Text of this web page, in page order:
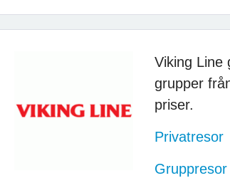
Viking Line
grupper
priser.
Privatresor
Gruppresor